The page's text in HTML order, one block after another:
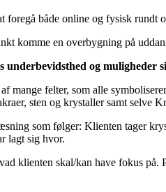
foregå både online og fysisk
komme en overbygning på
underbevidsthed og muligheder
mange felter, som alle
sten og krystaller samt selve
som følger: Klienten tager
lagt sig hvor.
klienten skal/kan have fokus på.